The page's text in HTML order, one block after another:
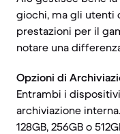
giochi, ma gli utenti
prestazioni per il
notare una
Opzioni di
Entrambi i
archiviazione
128GB, 256GB o